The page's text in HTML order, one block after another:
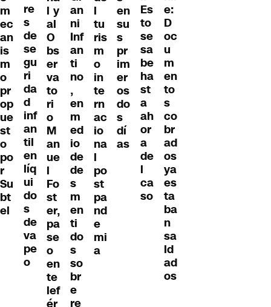
m
ec
an
is
m
o
pr
op
ue
st
o
po
r
Su
bt
el
re
s
de
se
gu
ri
da
d
inf
an
til
en
líq
ui
do
s
de
va
pe
o
l y
al
O
bs
er
va
to
ri
o
M
an
ue
l
Fo
st
er,
pa
se
o
en
te
lef
an
ni
Inf
an
ti
no
,
en
m
ed
io
de
de
s
m
en
ti
do
s
so
br
e
re
l
tu
ris
m
o
in
te
rn
ac
io
na
l
po
st
pa
nd
e
mi
a
en
su
s
pr
im
er
os
do
s
dí
as
Es
to
se
sa
be
ha
st
a
ah
or
a
de
l
ca
so
e:
D
oc
u
m
en
to
s
co
br
ad
os
ya
es
ta
ba
n
sa
ld
ad
os